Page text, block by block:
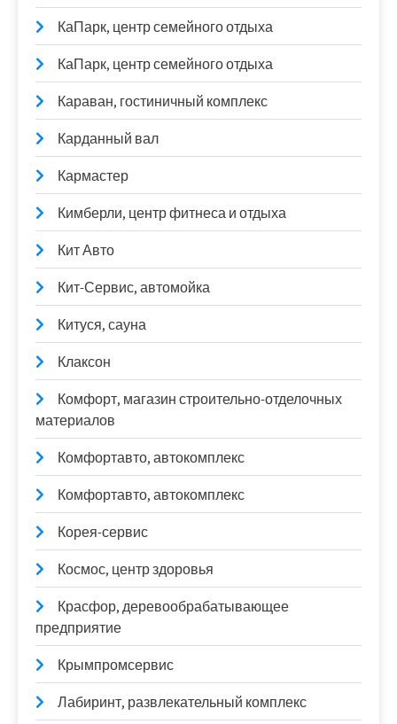
КаПарк, центр семейного отдыха
КаПарк, центр семейного отдыха
Караван, гостиничный комплекс
Карданный вал
Кармастер
Кимберли, центр фитнеса и отдыха
Кит Авто
Кит-Сервис, автомойка
Китуся, сауна
Клаксон
Комфорт, магазин строительно-отделочных
материалов
Комфортавто, автокомплекс
Комфортавто, автокомплекс
Корея-сервис
Космос, центр здоровья
Красфор, деревообрабатывающее
предприятие
Крымпромсервис
Лабиринт, развлекательный комплекс